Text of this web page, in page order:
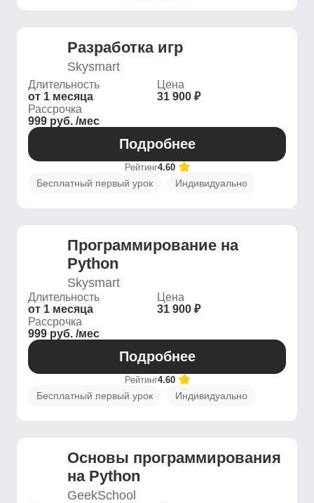
Разработка игр
Skysmart
Длительность
от 1 месяца
Цена
31 900 ₽
Рассрочка
999 руб. /мес
Подробнее
Рейтинг4.60
Бесплатный первый урок Индивидуально
Программирование на
Python
Skysmart
Длительность
от 1 месяца
Цена
31 900 ₽
Рассрочка
999 руб. /мес
Подробнее
Рейтинг4.60
Бесплатный первый урок Индивидуально
Основы программирования
на Python
GeekSchool